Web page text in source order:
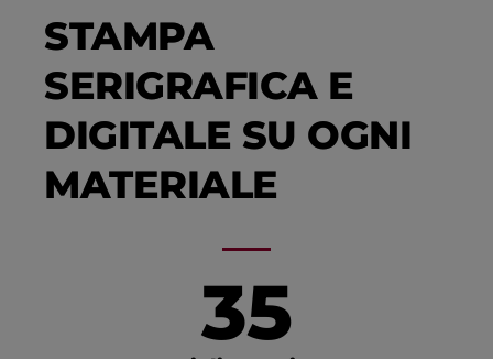
STAMPA
SERIGRAFICA E
DIGITALE SU OGNI
MATERIALE
35